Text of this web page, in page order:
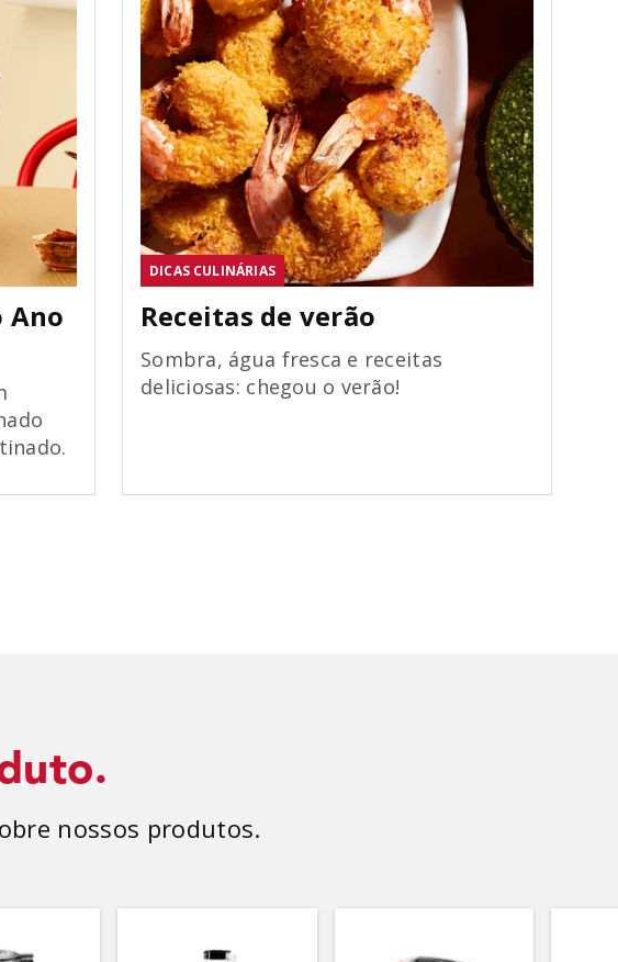
Ano
DICAS CULINÁRIAS
Receitas de verão
Sombra, água fresca e receitas
deliciosas: chegou o verão!
nossos produtos.